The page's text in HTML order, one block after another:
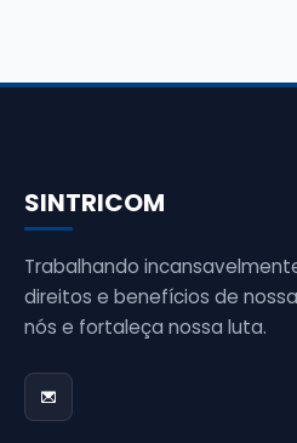
SINTRICOM
Trabalhando
direitos e benefícios de
nós e fortaleça nossa luta.